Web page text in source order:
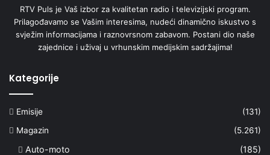
RTV Puls je Vaš izbor za kvalitetan radio i televizijski program.
Prilagođavamo se Vašim interesima, nudeći dinamično iskustvo s
svježim informacijama i raznovrsnom zabavom. Postani dio naše
zajednice i uživaj u vrhunskim medijskim sadržajima!
Kategorije
Emisije
(131)
Magazin
(5.261)
Auto-moto
(185)